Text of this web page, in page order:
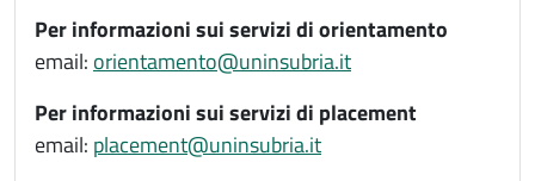
Per informazioni sui servizi di orientamento
email: orientamento@uninsubria.it
Per informazioni sui servizi di placement
email: placement@uninsubria.it